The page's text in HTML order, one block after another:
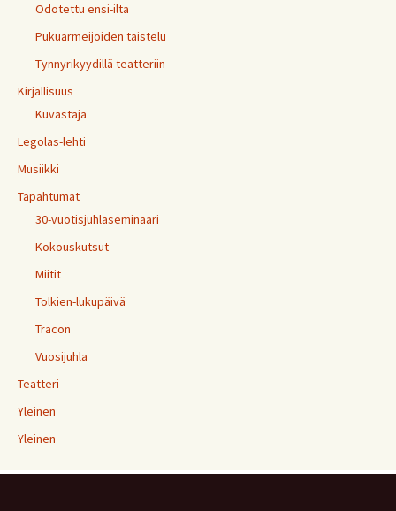
Odotettu ensi-ilta
Pukuarmeijoiden taistelu
Tynnyrikyydillä teatteriin
Kirjallisuus
Kuvastaja
Legolas-lehti
Musiikki
Tapahtumat
30-vuotisjuhlaseminaari
Kokouskutsut
Miitit
Tolkien-lukupäivä
Tracon
Vuosijuhla
Teatteri
Yleinen
Yleinen